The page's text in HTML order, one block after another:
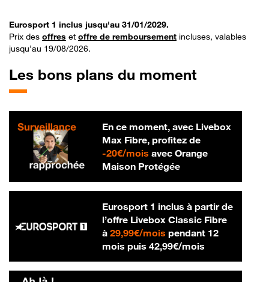
Eurosport 1 inclus jusqu'au 31/01/2029.
Prix des offres et offre de remboursement incluses, valables
jusqu’au 19/08/2026.
Les bons plans du moment
En ce moment, avec Livebox
Max Fibre, profitez de
-20€/mois20 € par mois
avec Orange
Maison Protégée
Eurosport 1 inclus à partir de
l’offre Livebox Classic Fibre
à 29,99€/mois29,99 € par mois
pendant 12
mois puis 42,99€/mois42,99 € par